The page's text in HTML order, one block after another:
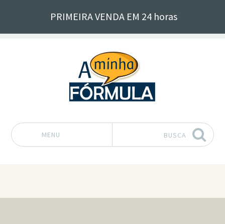
PRIMEIRA VENDA EM 24 horas
MENU BUSCA